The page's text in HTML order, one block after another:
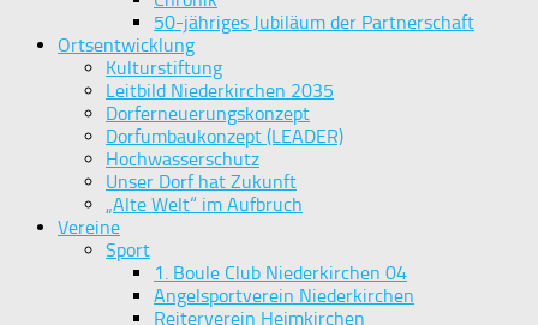
50-jähriges Jubiläum der Partnerschaft
Ortsentwicklung
Kulturstiftung
Leitbild Niederkirchen 2035
Dorferneuerungskonzept
Dorfumbaukonzept (LEADER)
Hochwasserschutz
Unser Dorf hat Zukunft
„Alte Welt“ im Aufbruch
Vereine
Sport
1. Boule Club Niederkirchen 04
Angelsportverein Niederkirchen
Reiterverein Heimkirchen